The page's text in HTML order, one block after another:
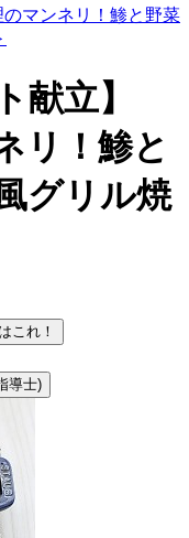
のマンネリ！鯵と野菜
献立】
リ！鯵と
グリル焼
これ！
導士)